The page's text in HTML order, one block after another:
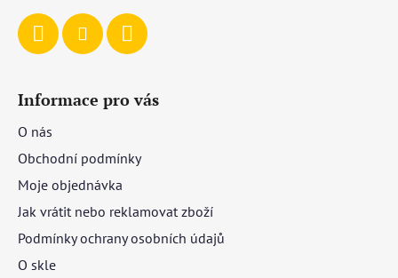
Informace pro vás
O nás
Obchodní podmínky
Moje objednávka
Jak vrátit nebo reklamovat zboží
Podmínky ochrany osobních údajů
O skle